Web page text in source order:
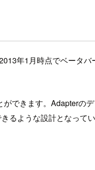
年1月時点でベータ
できます。Adapterの
るような設計となってい